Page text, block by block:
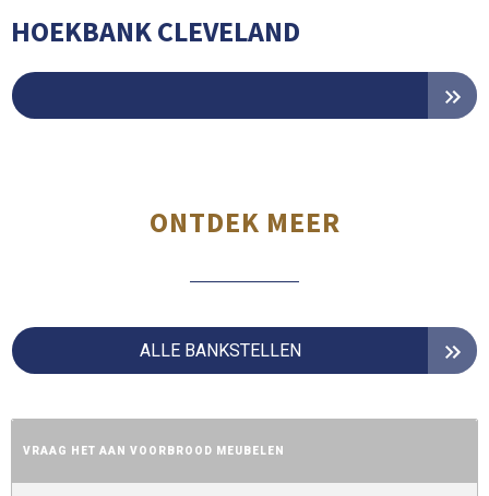
HOEKBANK CLEVELAND
ONTDEK MEER
ALLE BANKSTELLEN
VRAAG HET AAN VOORBROOD MEUBELEN